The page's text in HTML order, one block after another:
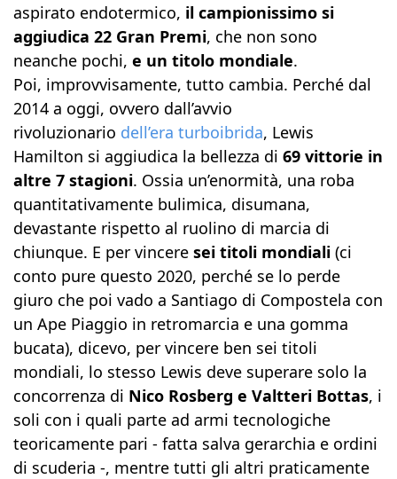
aspirato endotermico, il campionissimo si
aggiudica 22 Gran Premi, che non sono
neanche pochi, e un titolo mondiale.
Poi, improvvisamente, tutto cambia. Perché dal
2014 a oggi, ovvero dall’avvio
rivoluzionario dell’era turboibrida, Lewis
Hamilton si aggiudica la bellezza di 69 vittorie in
altre 7 stagioni. Ossia un’enormità, una roba
quantitativamente bulimica, disumana,
devastante rispetto al ruolino di marcia di
chiunque. E per vincere sei titoli mondiali (ci
conto pure questo 2020, perché se lo perde
giuro che poi vado a Santiago di Compostela con
un Ape Piaggio in retromarcia e una gomma
bucata), dicevo, per vincere ben sei titoli
mondiali, lo stesso Lewis deve superare solo la
concorrenza di Nico Rosberg e Valtteri Bottas, i
soli con i quali parte ad armi tecnologiche
teoricamente pari - fatta salva gerarchia e ordini
di scuderia -, mentre tutti gli altri praticamente